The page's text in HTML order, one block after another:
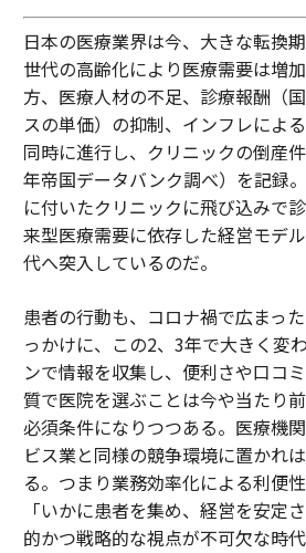
日本の医療業界は今、大きな転換
世代の高齢化により医療需要は増
方、医療人材の不足、診療報酬（
スの単価）の抑制、インフレによ
同時に進行し、クリニックの倒産
年帝国データバンク調べ）を記録
に付いたクリニックに飛び込みで
来型医療需要に依存した経営モデ
代へ突入しているのだ。
患者の行動も、コロナ禍で広まっ
っかけに、この2、3年で大きく変
ンで情報を収集し、便利さや口コ
質で医院を選ぶことは今や当たり
必須条件になりつつある。医療機
ビス業と同様の競争環境に置かれ
る。つまり業務効率化による利便
「いかに患者を集め、経営を安定
的かつ戦略的な視点が不可欠な時